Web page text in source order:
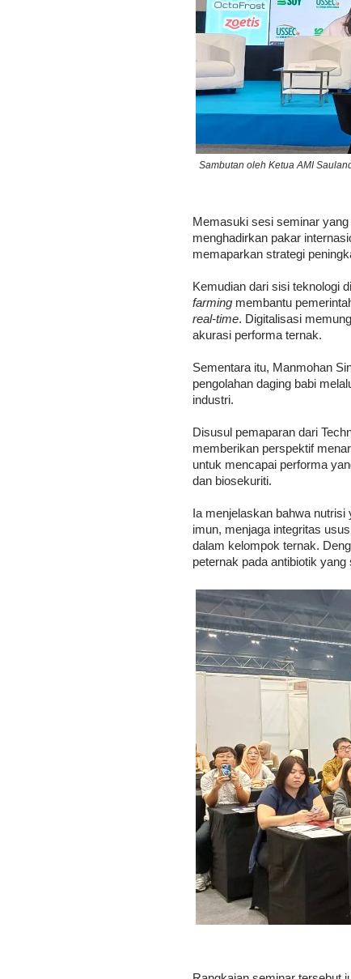
Sambutan oleh Ketua AMI
Memasuki sesi seminar
menghadirkan pakar
memaparkan strategi
Kemudian dari sisi teknologi
farming membantu
real-time. Digitalisasi
akurasi performa ternak.
Sementara itu, Manmohan
pengolahan daging babi
industri.
Disusul pemaparan dari
memberikan perspektif
untuk mencapai performa
dan biosekuriti.
Ia menjelaskan bahwa
imun, menjaga integritas
dalam kelompok ternak.
peternak pada antibiotik